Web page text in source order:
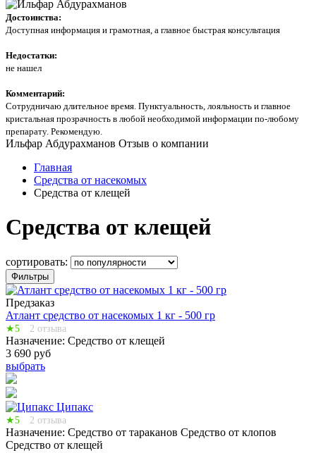
Достоинства:
Доступная информация и грамотная, а главное быстрая консультация
Недостатки:
не нашел
Комментарий:
Сотрудничаю длительное время. Пунктуальность, лояльность и главное
кристальная прозрачность в любой необходимой информации по-любому
препарату. Рекомендую.
Ильфар Абдурахманов Отзыв о компании
Главная
Средства от насекомых
Средства от клещей
Средства от клещей
сортировать:
Фильтры
Предзаказ
Атлант средство от насекомых 1 кг - 500 гр
★5 2 отзыва
Назначение: Средство от клещей
3 690 руб
выбрать
Ципакс
★5 2 отзыва
Назначение: Средство от тараканов Средство от клопов
Средство от клещей